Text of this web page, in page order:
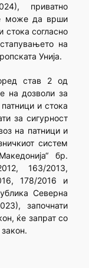
приватно
може да врши
стока согласно
на
Унија.
став 2 од
на дозволи за
и стока
за сигурност
на патници и
систем
бр.
163/2013,
178/2016 и
Северна
започнати
ќе запрат со